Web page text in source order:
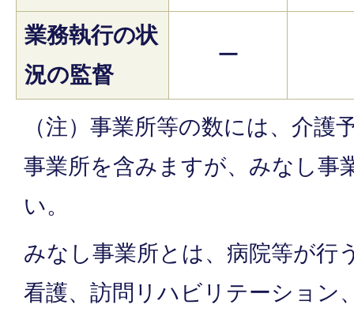
業務執行の状
況の監督
ー
（注）事業所等の数には、介護
事業所を含みますが、みなし事
い。
みなし事業所とは、病院等が行
看護、訪問リハビリテーション